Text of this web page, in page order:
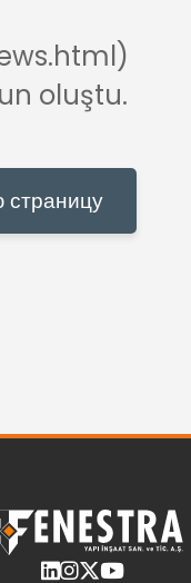
oluştu.
страницу